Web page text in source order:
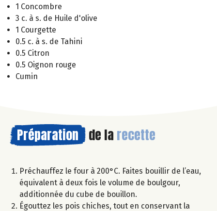
1 Concombre
3 c. à s. de Huile d'olive
1 Courgette
0.5 c. à s. de Tahini
0.5 Citron
0.5 Oignon rouge
Cumin
Préparation de la recette
Préchauffez le four à 200°C. Faites bouillir de l’eau,
équivalent à deux fois le volume de boulgour,
additionnée du cube de bouillon.
Égouttez les pois chiches, tout en conservant la